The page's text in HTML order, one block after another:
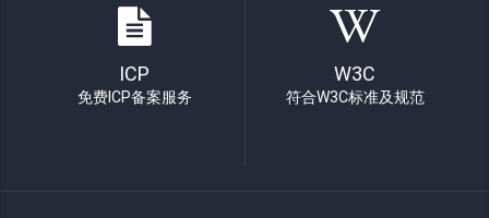
ICP
免费ICP备案服务
W3C
符合W3C标准及规范